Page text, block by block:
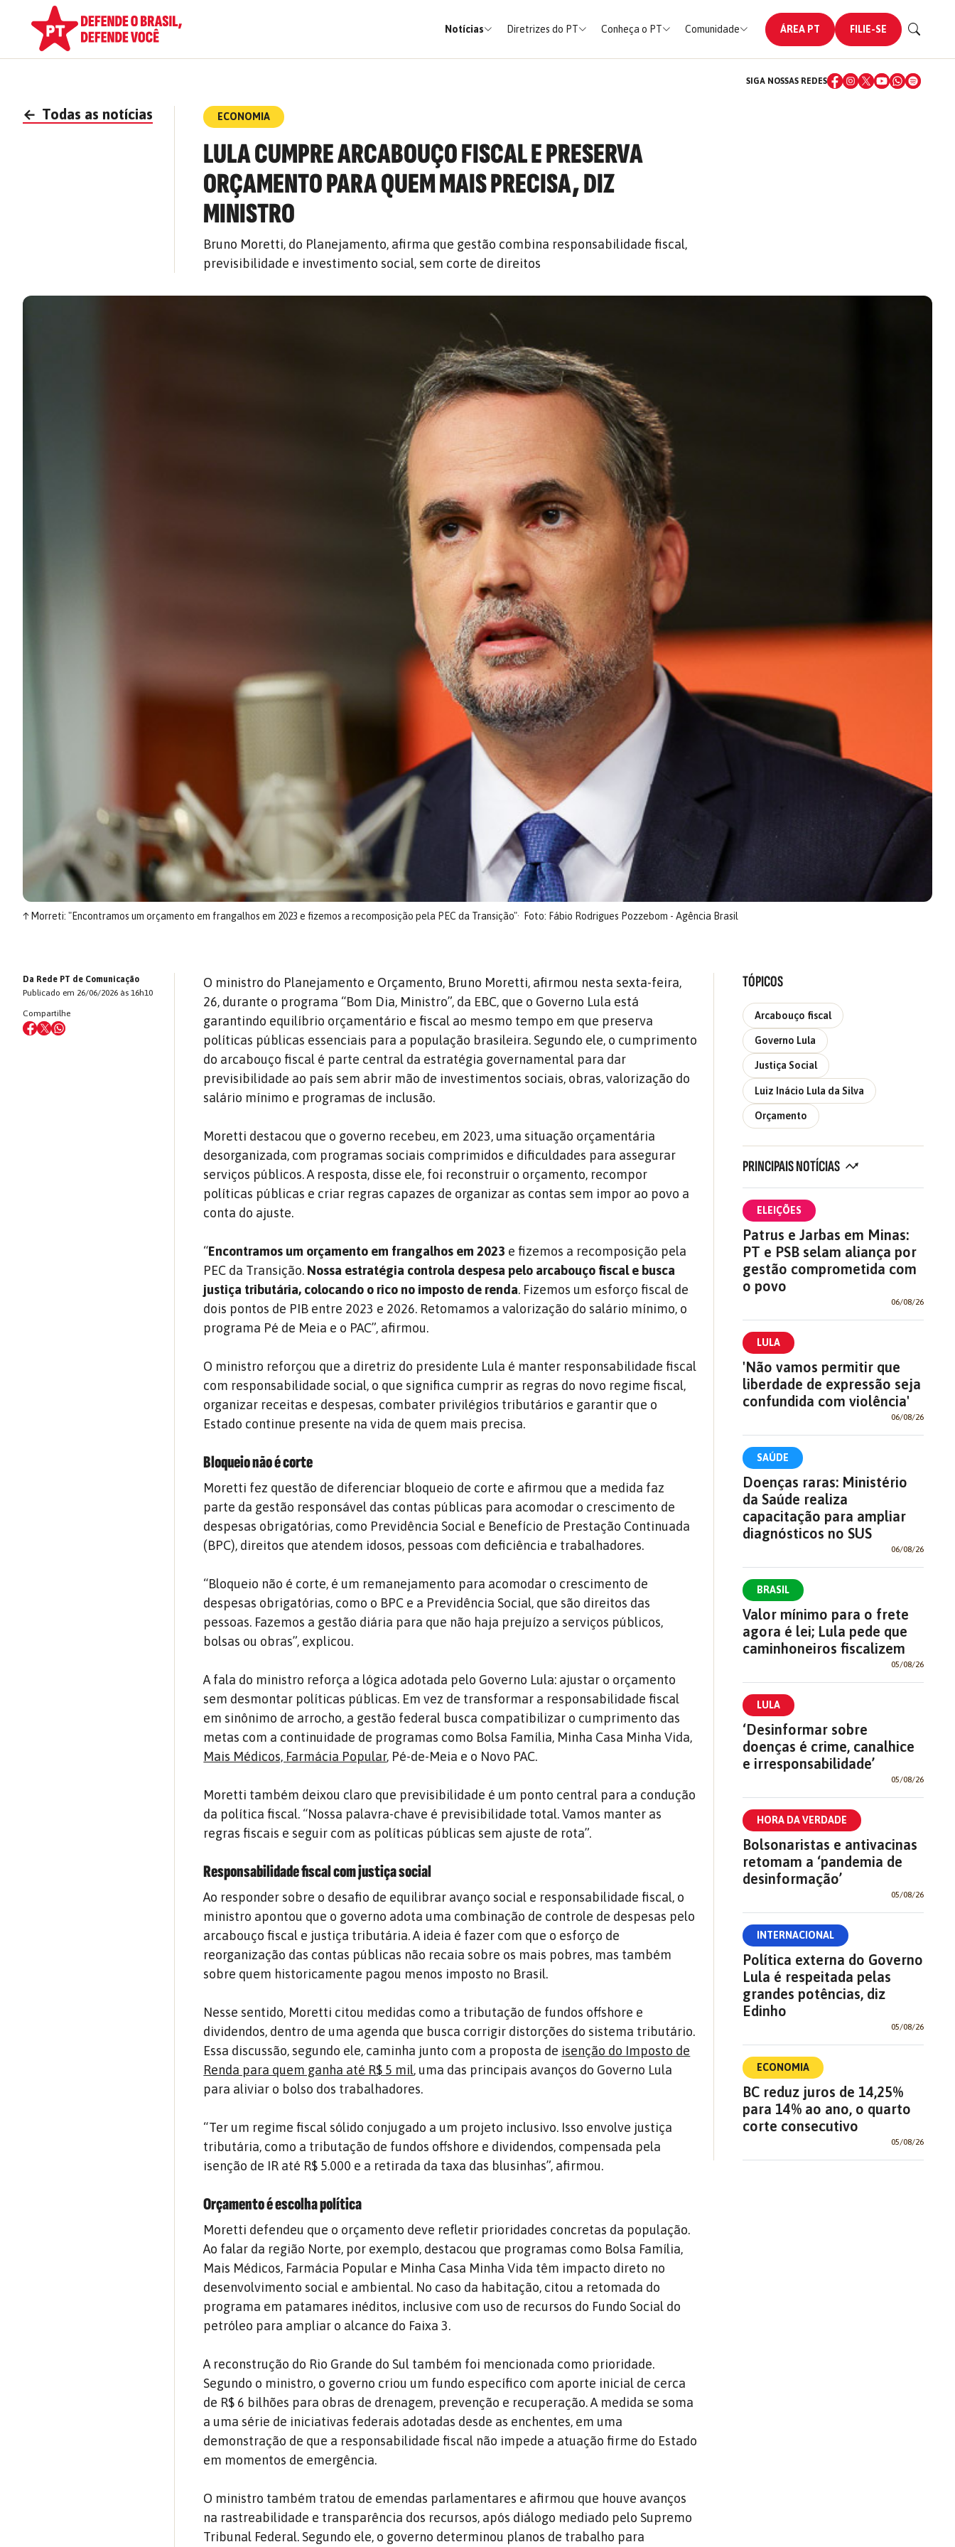
Notícias Diretrizes do PT Conheça o PT Comunidade ÁREA PT FILIE-SE
SIGA NOSSAS REDES
← Todas as notícias ECONOMIA
LULA CUMPRE ARCABOUÇO FISCAL E PRESERVA
ORÇAMENTO PARA QUEM MAIS PRECISA, DIZ
MINISTRO
Bruno Moretti, do Planejamento, afirma que gestão combina responsabilidade fiscal,
previsibilidade e investimento social, sem corte de direitos
↑Morreti: "Encontramos um orçamento em frangalhos em 2023 e fizemos a recomposição pela PEC da Transição" Foto: Fábio Rodrigues Pozzebom - Agência Brasil
Da Rede PT de Comunicação
Publicado em 26/06/2026 às 16h10
Compartilhe
O ministro do Planejamento e Orçamento, Bruno Moretti, afirmou nesta sexta-feira,
26, durante o programa “Bom Dia, Ministro”, da EBC, que o Governo Lula está
garantindo equilíbrio orçamentário e fiscal ao mesmo tempo em que preserva
políticas públicas essenciais para a população brasileira. Segundo ele, o cumprimento
do arcabouço fiscal é parte central da estratégia governamental para dar
previsibilidade ao país sem abrir mão de investimentos sociais, obras, valorização do
salário mínimo e programas de inclusão.
Moretti destacou que o governo recebeu, em 2023, uma situação orçamentária
desorganizada, com programas sociais comprimidos e dificuldades para assegurar
serviços públicos. A resposta, disse ele, foi reconstruir o orçamento, recompor
políticas públicas e criar regras capazes de organizar as contas sem impor ao povo a
conta do ajuste.
“Encontramos um orçamento em frangalhos em 2023 e fizemos a recomposição pela
PEC da Transição. Nossa estratégia controla despesa pelo arcabouço fiscal e busca
justiça tributária, colocando o rico no imposto de renda. Fizemos um esforço fiscal de
dois pontos de PIB entre 2023 e 2026. Retomamos a valorização do salário mínimo, o
programa Pé de Meia e o PAC”, afirmou.
O ministro reforçou que a diretriz do presidente Lula é manter responsabilidade fiscal
com responsabilidade social, o que significa cumprir as regras do novo regime fiscal,
organizar receitas e despesas, combater privilégios tributários e garantir que o
Estado continue presente na vida de quem mais precisa.
Bloqueio não é corte
Moretti fez questão de diferenciar bloqueio de corte e afirmou que a medida faz
parte da gestão responsável das contas públicas para acomodar o crescimento de
despesas obrigatórias, como Previdência Social e Benefício de Prestação Continuada
(BPC), direitos que atendem idosos, pessoas com deficiência e trabalhadores.
“Bloqueio não é corte, é um remanejamento para acomodar o crescimento de
despesas obrigatórias, como o BPC e a Previdência Social, que são direitos das
pessoas. Fazemos a gestão diária para que não haja prejuízo a serviços públicos,
bolsas ou obras”, explicou.
A fala do ministro reforça a lógica adotada pelo Governo Lula: ajustar o orçamento
sem desmontar políticas públicas. Em vez de transformar a responsabilidade fiscal
em sinônimo de arrocho, a gestão federal busca compatibilizar o cumprimento das
metas com a continuidade de programas como Bolsa Família, Minha Casa Minha Vida,
Mais Médicos, Farmácia Popular, Pé-de-Meia e o Novo PAC.
Moretti também deixou claro que previsibilidade é um ponto central para a condução
da política fiscal. “Nossa palavra-chave é previsibilidade total. Vamos manter as
regras fiscais e seguir com as políticas públicas sem ajuste de rota”.
Responsabilidade fiscal com justiça social
Ao responder sobre o desafio de equilibrar avanço social e responsabilidade fiscal, o
ministro apontou que o governo adota uma combinação de controle de despesas pelo
arcabouço fiscal e justiça tributária. A ideia é fazer com que o esforço de
reorganização das contas públicas não recaia sobre os mais pobres, mas também
sobre quem historicamente pagou menos imposto no Brasil.
Nesse sentido, Moretti citou medidas como a tributação de fundos offshore e
dividendos, dentro de uma agenda que busca corrigir distorções do sistema tributário.
Essa discussão, segundo ele, caminha junto com a proposta de isenção do Imposto de
Renda para quem ganha até R$ 5 mil, uma das principais avanços do Governo Lula
para aliviar o bolso dos trabalhadores.
“Ter um regime fiscal sólido conjugado a um projeto inclusivo. Isso envolve justiça
tributária, como a tributação de fundos offshore e dividendos, compensada pela
isenção de IR até R$ 5.000 e a retirada da taxa das blusinhas”, afirmou.
Orçamento é escolha política
Moretti defendeu que o orçamento deve refletir prioridades concretas da população.
Ao falar da região Norte, por exemplo, destacou que programas como Bolsa Família,
Mais Médicos, Farmácia Popular e Minha Casa Minha Vida têm impacto direto no
desenvolvimento social e ambiental. No caso da habitação, citou a retomada do
programa em patamares inéditos, inclusive com uso de recursos do Fundo Social do
petróleo para ampliar o alcance do Faixa 3.
A reconstrução do Rio Grande do Sul também foi mencionada como prioridade.
Segundo o ministro, o governo criou um fundo específico com aporte inicial de cerca
de R$ 6 bilhões para obras de drenagem, prevenção e recuperação. A medida se soma
a uma série de iniciativas federais adotadas desde as enchentes, em uma
demonstração de que a responsabilidade fiscal não impede a atuação firme do Estado
em momentos de emergência.
O ministro também tratou de emendas parlamentares e afirmou que houve avanços
na rastreabilidade e transparência dos recursos, após diálogo mediado pelo Supremo
Tribunal Federal. Segundo ele, o governo determinou planos de trabalho para
TÓPICOS
Arcabouço fiscal
Governo Lula
Justiça Social
Luiz Inácio Lula da Silva
Orçamento
PRINCIPAIS NOTÍCIAS
ELEIÇÕES
Patrus e Jarbas em Minas:
PT e PSB selam aliança por
gestão comprometida com
o povo
06/08/26
LULA
'Não vamos permitir que
liberdade de expressão seja
confundida com violência'
06/08/26
SAÚDE
Doenças raras: Ministério
da Saúde realiza
capacitação para ampliar
diagnósticos no SUS
06/08/26
BRASIL
Valor mínimo para o frete
agora é lei; Lula pede que
caminhoneiros fiscalizem
05/08/26
LULA
‘Desinformar sobre
doenças é crime, canalhice
e irresponsabilidade’
05/08/26
HORA DA VERDADE
Bolsonaristas e antivacinas
retomam a ‘pandemia de
desinformação’
05/08/26
INTERNACIONAL
Política externa do Governo
Lula é respeitada pelas
grandes potências, diz
Edinho
05/08/26
ECONOMIA
BC reduz juros de 14,25%
para 14% ao ano, o quarto
corte consecutivo
05/08/26